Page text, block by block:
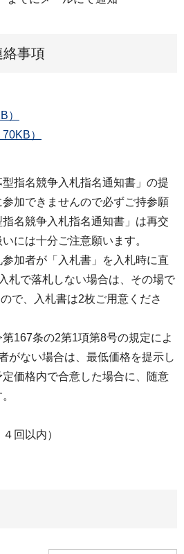
絡事項
）
）
型指名競争入札指名通知書」の提
加できませんので必ずご持参願
名競争入札指名通知書」は再交
には十分ご注意願います。
参加者が「入札書」を入札時に直
札で落札しない場合は、その場で
で、入札書は2枚ご用意くださ
第167条の2第1項第8号の規定によ
がない場合は、最低価格を提示し
価格内で合意した場合に、随意
回以内）